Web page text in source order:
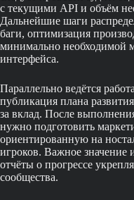
с текущими API и объём
Дальнейшие шаги
баги, оптимизация
минимально необходимой
интерфейса.
Параллельно ведётся
публикация плана
за вклад. После
нужно подготовить
ориентированную на
игроков. Важное значение
отчёты о прогрессе
сообщества.